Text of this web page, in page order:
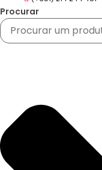
Procurar